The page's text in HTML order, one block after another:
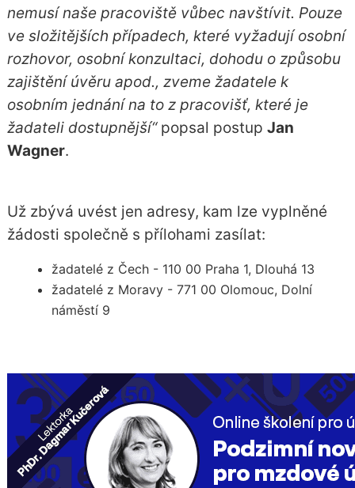
nemusí naše pracoviště vůbec navštívit. Pouze
ve složitějších případech, které vyžadují osobní
rozhovor, osobní konzultaci, dohodu o způsobu
zajištění úvěru apod., zveme žadatele k
osobním jednání na to z pracovišť, které je
žadateli dostupnější“popsal postup Jan
Wagner.
Už zbývá uvést jen adresy, kam lze vyplněné
žádosti společně s přílohami zasílat:
žadatelé z Čech - 110 00 Praha 1, Dlouhá 13
žadatelé z Moravy - 771 00 Olomouc, Dolní
náměstí 9